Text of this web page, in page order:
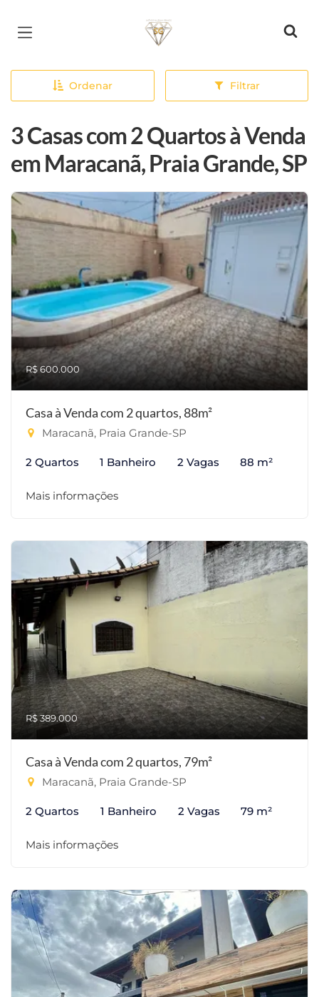
Página inicial
Ordenar Filtrar
3 Casas com 2 Quartos à Venda
em Maracanã, Praia Grande, SP
R$ 600.000
Casa à Venda com 2 quartos, 88m²
Maracanã, Praia Grande-SP
2 Quartos 1 Banheiro 2 Vagas 88 m²
Mais informações
R$ 389.000
Casa à Venda com 2 quartos, 79m²
Maracanã, Praia Grande-SP
2 Quartos 1 Banheiro 2 Vagas 79 m²
Mais informações